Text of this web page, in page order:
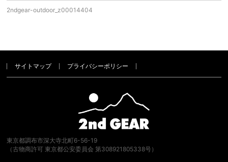
2ndgear-outdoor_z00014404
サイトマップ プライバシーポリシー
東京都調布市深大寺北町6-56-19
（古物商許可 東京都公安委員会 第308921805338号）